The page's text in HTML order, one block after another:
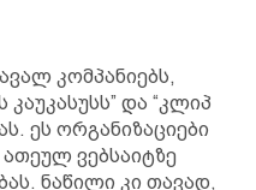
კომპანიებს,
და “კლიპ
ეს ორგანიზაციები
ვებსაიტზე
ნაწილი კი თავად,